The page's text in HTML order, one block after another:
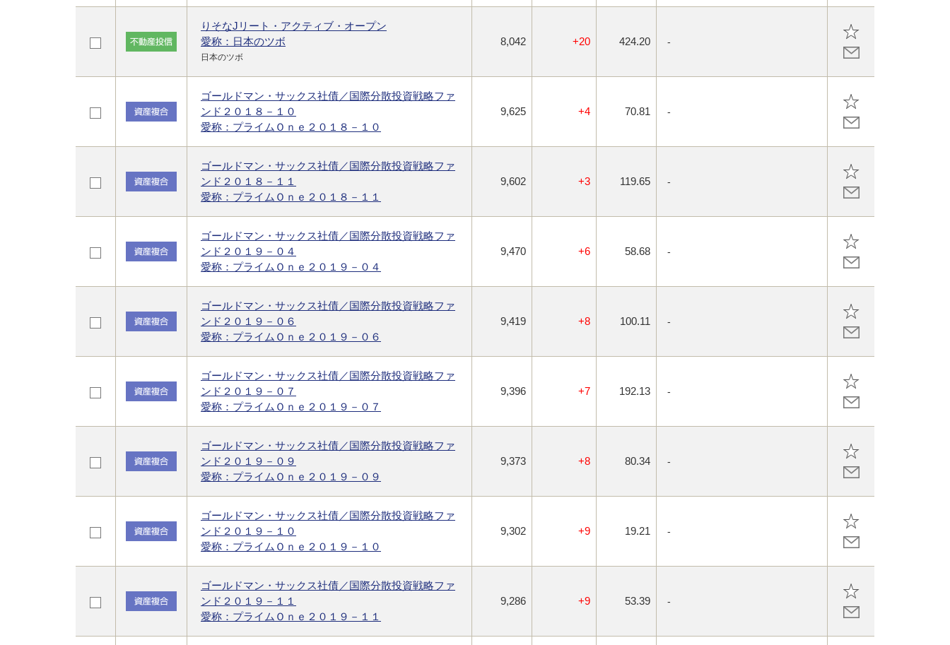
りそなJリート・アクティブ・オープン
愛称：日本のツボ
日本のツボ
8,042 +20 424.20 -
ゴールドマン・サックス社債／国際分散投資戦略ファ
ンド２０１８－１０
愛称：プライムＯｎｅ２０１８－１０
9,625 +4 70.81 -
ゴールドマン・サックス社債／国際分散投資戦略ファ
ンド２０１８－１１
愛称：プライムＯｎｅ２０１８－１１
9,602 +3 119.65 -
ゴールドマン・サックス社債／国際分散投資戦略ファ
ンド２０１９－０４
愛称：プライムＯｎｅ２０１９－０４
9,470 +6 58.68 -
ゴールドマン・サックス社債／国際分散投資戦略ファ
ンド２０１９－０６
愛称：プライムＯｎｅ２０１９－０６
9,419 +8 100.11 -
ゴールドマン・サックス社債／国際分散投資戦略ファ
ンド２０１９－０７
愛称：プライムＯｎｅ２０１９－０７
9,396 +7 192.13 -
ゴールドマン・サックス社債／国際分散投資戦略ファ
ンド２０１９－０９
愛称：プライムＯｎｅ２０１９－０９
9,373 +8 80.34 -
ゴールドマン・サックス社債／国際分散投資戦略ファ
ンド２０１９－１０
愛称：プライムＯｎｅ２０１９－１０
9,302 +9 19.21 -
ゴールドマン・サックス社債／国際分散投資戦略ファ
ンド２０１９－１１
愛称：プライムＯｎｅ２０１９－１１
9,286 +9 53.39 -